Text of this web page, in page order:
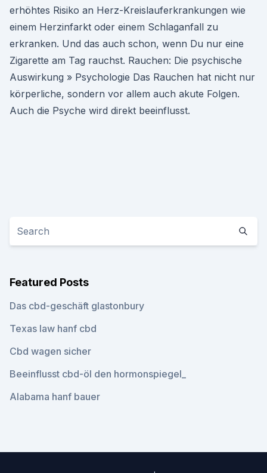
erhöhtes Risiko an Herz-Kreislauferkrankungen wie
einem Herzinfarkt oder einem Schlaganfall zu
erkranken. Und das auch schon, wenn Du nur eine
Zigarette am Tag rauchst. Rauchen: Die psychische
Auswirkung » Psychologie Das Rauchen hat nicht nur
körperliche, sondern vor allem auch akute Folgen.
Auch die Psyche wird direkt beeinflusst.
Featured Posts
Das cbd-geschäft glastonbury
Texas law hanf cbd
Cbd wagen sicher
Beeinflusst cbd-öl den hormonspiegel_
Alabama hanf bauer